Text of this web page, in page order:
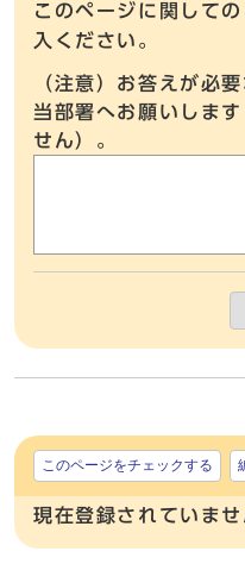
このページに関して
入ください。
（注意）お答えが必
当部署へお願いしま
せん）。
このページをチェックする
現在登録されていませ